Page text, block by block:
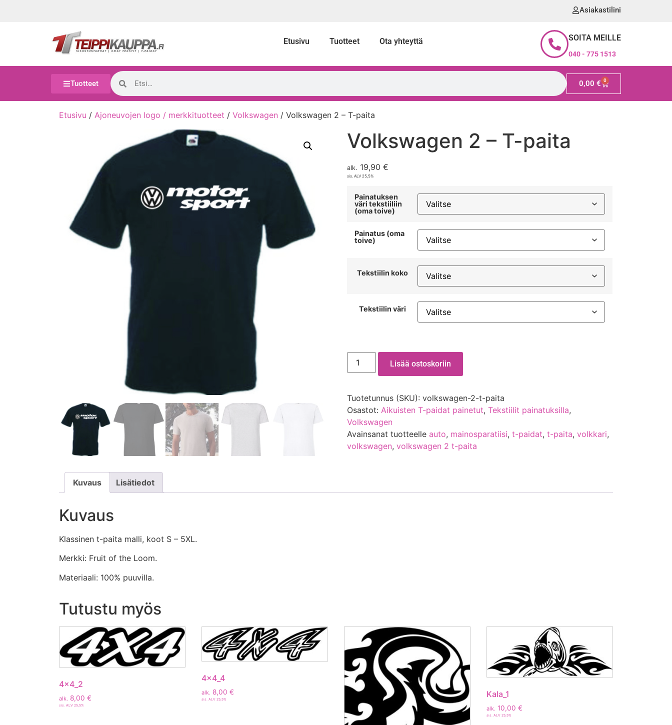
Asiakastilini
Etusivu Tuotteet Ota yhteyttä SOITA MEILLE
040 - 775 1513
Tuotteet 0,00 € 0
Etusivu / Ajoneuvojen logo / merkkituotteet / Volkswagen / Volkswagen 2 – T-paita
Volkswagen 2 – T-paita
alk. 19,90€
sis. ALV 25,5%
Painatuksen
väri tekstiiliin
(oma toive)
Painatus (oma
toive)
Tekstiilin koko
Tekstiilin väri
Lisää ostoskoriin
Tuotetunnus (SKU):volkswagen-2-t-paita
Osastot: Aikuisten T-paidat painetut,Tekstiilit painatuksilla,
Volkswagen
Avainsanat tuotteelle auto, mainosparatiisi,t-paidat,t-paita,volkkari,
volkswagen,volkswagen 2 t-paita
Kuvaus Lisätiedot
Kuvaus
Klassinen t-paita malli, koot S – 5XL.
Merkki: Fruit of the Loom.
Materiaali: 100% puuvilla.
Tutustu myös
4x4_2
alk. 8,00 €
sis. ALV 25,5%
4x4_4
alk. 8,00 €
sis. ALV 25,5%
Kala_1
alk. 10,00 €
sis. ALV 25,5%